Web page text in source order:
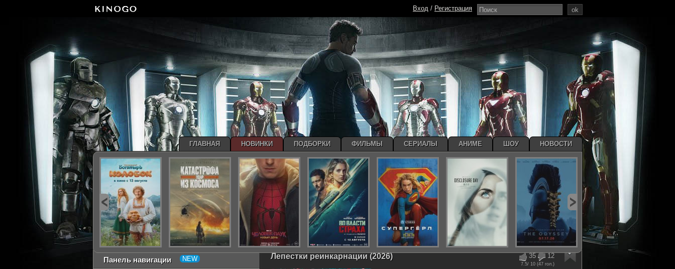
35 12
7.5/ 10 (47 гол.)
Лепестки реинкарнации (2026)
Панель навигации
ok
Вход / Регистрация
ГЛАВНАЯ НОВИНКИ ПОДБОРКИ ФИЛЬМЫ СЕРИАЛЫ АНИМЕ ШОУ НОВОСТИ